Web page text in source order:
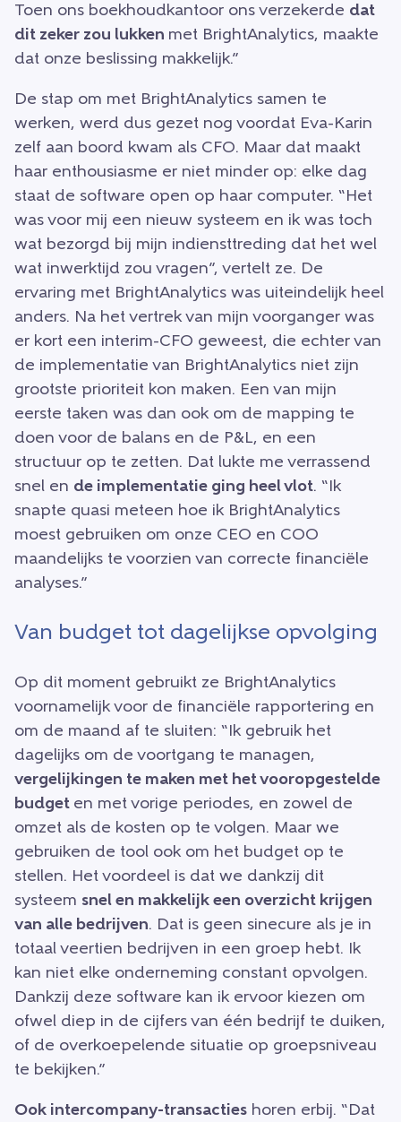
Toen ons boekhoudkantoor ons verzekerde dat
dit zeker zou lukken met BrightAnalytics, maakte
dat onze beslissing makkelijk.”
De stap om met BrightAnalytics samen te
werken, werd dus gezet nog voordat Eva-Karin
zelf aan boord kwam als CFO. Maar dat maakt
haar enthousiasme er niet minder op: elke dag
staat de software open op haar computer. “Het
was voor mij een nieuw systeem en ik was toch
wat bezorgd bij mijn indiensttreding dat het wel
wat inwerktijd zou vragen”, vertelt ze. De
ervaring met BrightAnalytics was uiteindelijk heel
anders. Na het vertrek van mijn voorganger was
er kort een interim-CFO geweest, die echter van
de implementatie van BrightAnalytics niet zijn
grootste prioriteit kon maken. Een van mijn
eerste taken was dan ook om de mapping te
doen voor de balans en de P&L, en een
structuur op te zetten. Dat lukte me verrassend
snel en de implementatie ging heel vlot. “Ik
snapte quasi meteen hoe ik BrightAnalytics
moest gebruiken om onze CEO en COO
maandelijks te voorzien van correcte financiële
analyses.”
Van budget tot dagelijkse opvolging
Op dit moment gebruikt ze BrightAnalytics
voornamelijk voor de financiële rapportering en
om de maand af te sluiten: “Ik gebruik het
dagelijks om de voortgang te managen,
vergelijkingen te maken met het vooropgestelde
budget en met vorige periodes, en zowel de
omzet als de kosten op te volgen. Maar we
gebruiken de tool ook om het budget op te
stellen. Het voordeel is dat we dankzij dit
systeem snel en makkelijk een overzicht krijgen
van alle bedrijven. Dat is geen sinecure als je in
totaal veertien bedrijven in een groep hebt. Ik
kan niet elke onderneming constant opvolgen.
Dankzij deze software kan ik ervoor kiezen om
ofwel diep in de cijfers van één bedrijf te duiken,
of de overkoepelende situatie op groepsniveau
te bekijken.”
Ook intercompany-transacties horen erbij. “Dat